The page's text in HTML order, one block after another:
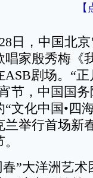
，中国北京
家殷秀梅《
剧场。“
节，中国国
文化中国•四
举行首场新
”大洋洲艺术